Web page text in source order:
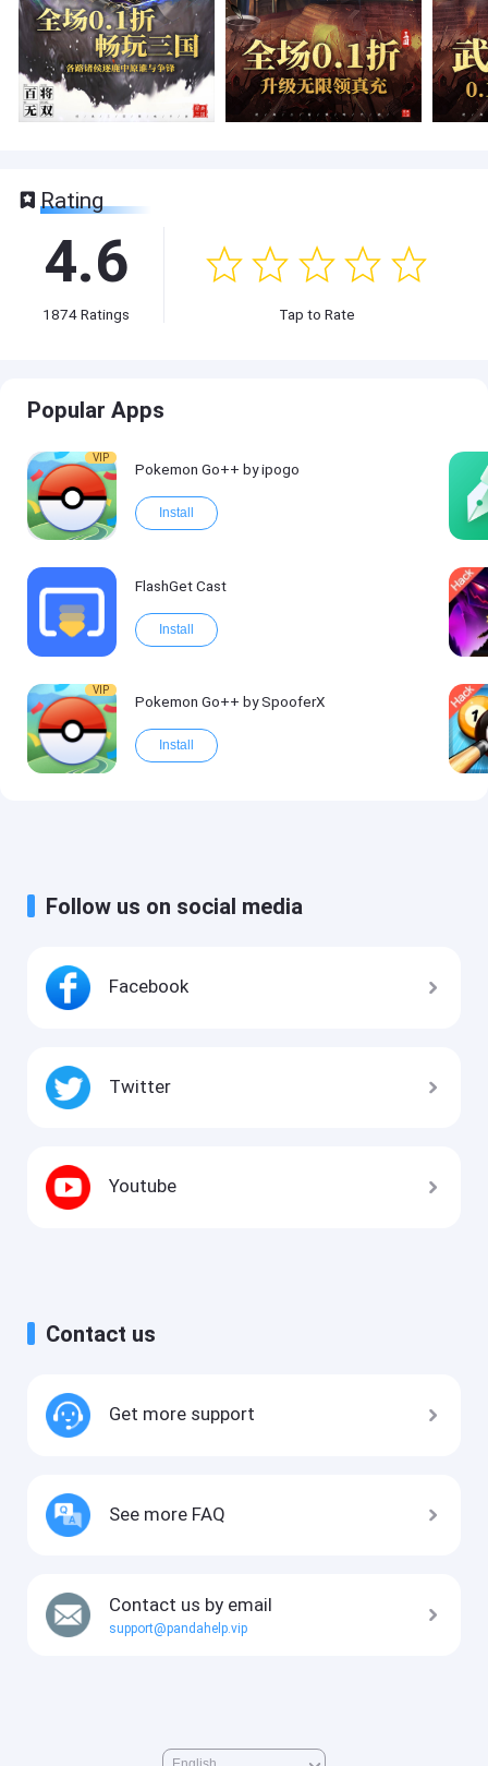
Rating
4.6
1874Ratings Tap to Rate
Popular Apps
VIP
Pokemon Go++ by ipogo
Install
FlashGet Cast
Install
VIP
Pokemon Go++ by SpooferX
Install
Follow us on social media
Facebook
Twitter
Youtube
Contact us
Get more support
See more FAQ
Contact us by email
support@pandahelp.vip